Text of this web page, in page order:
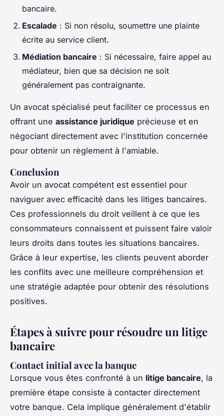
bancaire.
Escalade : Si non résolu, soumettre une plainte
écrite au service client.
Médiation bancaire : Si nécessaire, faire appel au
médiateur, bien que sa décision ne soit
généralement pas contraignante.
Un avocat spécialisé peut faciliter ce processus en
offrant une assistance juridique précieuse et en
négociant directement avec l'institution concernée
pour obtenir un règlement à l'amiable.
Conclusion
Avoir un avocat compétent est essentiel pour
naviguer avec efficacité dans les litiges bancaires.
Ces professionnels du droit veillent à ce que les
consommateurs connaissent et puissent faire valoir
leurs droits dans toutes les situations bancaires.
Grâce à leur expertise, les clients peuvent aborder
les conflits avec une meilleure compréhension et
une stratégie adaptée pour obtenir des résolutions
positives.
Étapes à suivre pour résoudre un litige
bancaire
Contact initial avec la banque
Lorsque vous êtes confronté à un litige bancaire, la
première étape consiste à contacter directement
votre banque. Cela implique généralement d'établir